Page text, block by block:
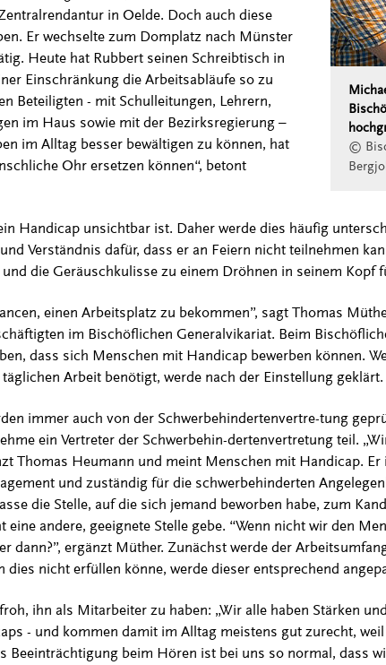
©
in Oelde. Doch auch diese
Er wechselte zum Domplatz nach Münster
Heute hat Rubbert seinen Schreibtisch in
Einschränkung die Arbeitsabläufe so zu
Beteiligten - mit Schulleitungen, Lehrern,
im Haus sowie mit der Bezirksregierung –
im Alltag besser bewältigen zu können, hat
Ohr ersetzen können“, betont
Handicap unsichtbar ist. Daher werde dies häufig
Verständnis dafür, dass er an Feiern nicht teilnehmen
die Geräuschkulisse zu einem Dröhnen in seinem Kopf
einen Arbeitsplatz zu bekommen”, sagt Thomas
im Bischöflichen Generalvikariat. Beim
dass sich Menschen mit Handicap bewerben können.
Arbeit benötigt, werde nach der Einstellung geklärt.
immer auch von der Schwerbehindertenvertre-tung
ein Vertreter der Schwerbehin-dertenvertretung teil.
Thomas Heumann und meint Menschen mit Handicap. Er
und zuständig für die schwerbehinderten
die Stelle, auf die sich jemand beworben habe, zum
andere, geeignete Stelle gebe. “Wenn nicht wir den
dann?”, ergänzt Müther. Zunächst werde der
dies nicht erfüllen könne, werde dieser entsprechend
ihn als Mitarbeiter zu haben: „Wir alle haben Stärken und
- und kommen damit im Alltag meistens gut zurecht,
Beeinträchtigung beim Hören ist bei uns so normal, dass